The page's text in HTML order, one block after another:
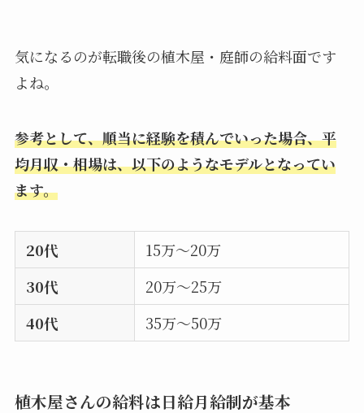
気になるのが転職後の植木屋・庭師の給料面です
よね。
参考として、順当に経験を積んでいった場合、平
均月収・相場は、以下のようなモデルとなってい
ます。
20代
15万～20万
30代
20万～25万
40代
35万～50万
植木屋さんの給料は日給月給制が基本